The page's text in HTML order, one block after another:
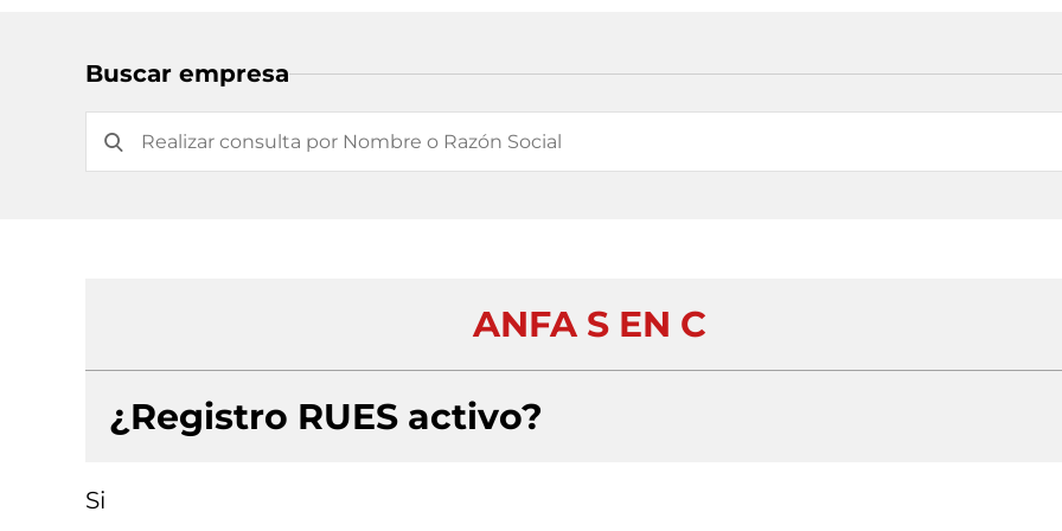
Buscar empresa
ANFA S EN C
¿Registro RUES activo?
Si